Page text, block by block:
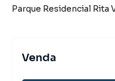
Parque Residencial Rita
Venda